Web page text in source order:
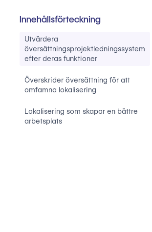
Innehållsförteckning
Utvärdera
översättningsprojektledningssystem
efter deras funktioner
Överskrider översättning för att
omfamna lokalisering
Lokalisering som skapar en bättre
arbetsplats